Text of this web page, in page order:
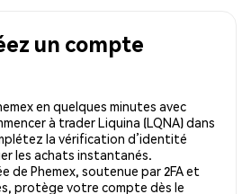
un compte
en quelques minutes avec
à trader Liquina (LQNA) dans
la vérification d’identité
les achats instantanés.
de Phemex, soutenue par 2FA et
protège votre compte dès le